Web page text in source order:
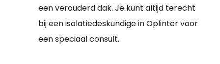
een verouderd dak. Je kunt altijd terecht
bij een isolatiedeskundige in Oplinter voor
een speciaal consult.